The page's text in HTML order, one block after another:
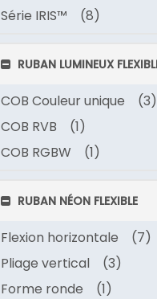
Série IRIS™
(8)
RUBAN LUMINEUX
COB Couleur unique
(3)
COB RVB
(1)
COB RGBW
(1)
RUBAN NÉON FLEXIBLE
Flexion horizontale
(7)
Pliage vertical
(3)
Forme ronde
(1)